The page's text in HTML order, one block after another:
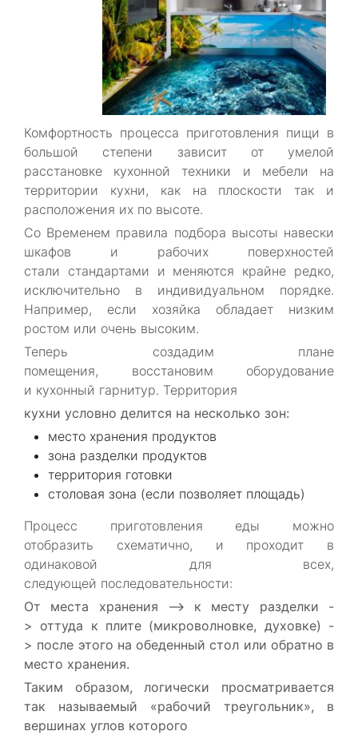
Комфортность процесса приготовления пищи в
большой степени зависит от умелой
расстановке кухонной техники и мебели на
территории кухни, как на плоскости так и
расположения их по высоте.
Со Временем правила подбора высоты навески
шкафов и рабочих поверхностей
стали стандартами и меняются крайне редко,
исключительно в индивидуальном порядке.
Например, если хозяйка обладает низким
ростом или очень высоким.
Теперь создадим плане
помещения, восстановим оборудование
и кухонный гарнитур. Территория
кухни условно делится на несколько зон:
место хранения продуктов
зона разделки продуктов
территория готовки
столовая зона (если позволяет площадь)
Процесс приготовления еды можно
отобразить схематично, и проходит в
одинаковой для всех,
следующей последовательности:
От места хранения –> к месту разделки -
>оттуда к плите (микроволновке, духовке) -
> после этого на обеденный стол или обратно в
место хранения.
Таким образом, логически просматривается
так называемый «рабочий треугольник», в
вершинах углов которого